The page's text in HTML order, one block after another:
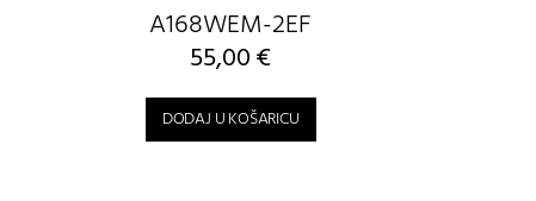
A168WEM-2EF
55,00€
DODAJ U KOŠARICU